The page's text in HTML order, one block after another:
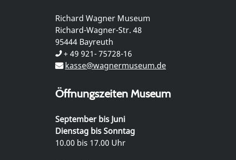
Richard Wagner Museum
Richard-Wagner-Str. 48
95444 Bayreuth
+ 49 921- 75728-16
kasse@wagnermuseum.de
Öffnungszeiten Museum
September bis Juni
Dienstag bis Sonntag
10.00 bis 17.00 Uhr